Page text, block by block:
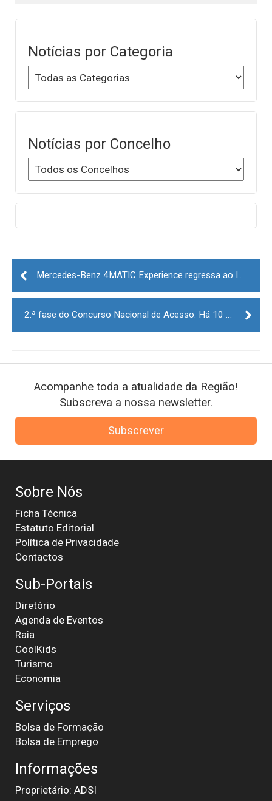
Notícias por Categoria
Notícias por Concelho
Post
navigation
Mercedes-Benz 4MATIC Experience regressa ao Interior de Portugal em outubro
2.ª fase do Concurso Nacional de Acesso: Há 10 mil vagas no ensino superior
Acompanhe toda a atualidade da Região!
Subscreva a nossa newsletter.
Subscrever
Sobre Nós
Ficha Técnica
Estatuto Editorial
Política de Privacidade
Contactos
Sub-Portais
Diretório
Agenda de Eventos
Raia
CoolKids
Turismo
Economia
Serviços
Bolsa de Formação
Bolsa de Emprego
Informações
Proprietário: ADSI